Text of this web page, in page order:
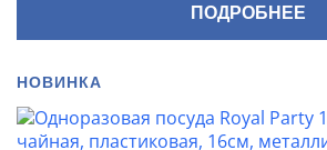
ПОДРОБНЕЕ
НОВИНКА